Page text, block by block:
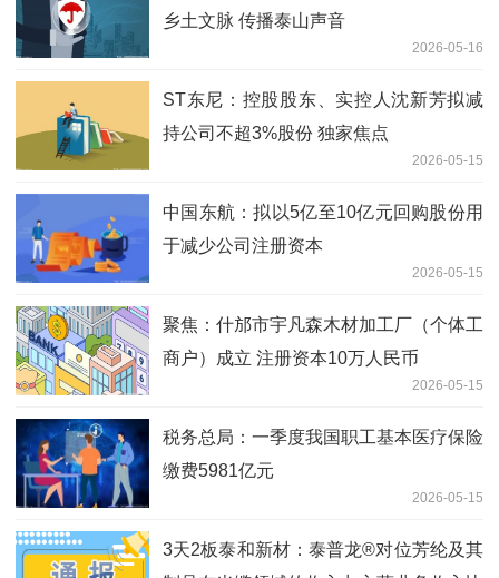
乡土文脉 传播泰山声音
2026-05-16
ST东尼：控股股东、实控人沈新芳拟减
持公司不超3%股份 独家焦点
2026-05-15
中国东航：拟以5亿至10亿元回购股份用
于减少公司注册资本
2026-05-15
聚焦：什邡市宇凡森木材加工厂（个体工
商户）成立 注册资本10万人民币
2026-05-15
税务总局：一季度我国职工基本医疗保险
缴费5981亿元
2026-05-15
3天2板泰和新材：泰普龙®对位芳纶及其